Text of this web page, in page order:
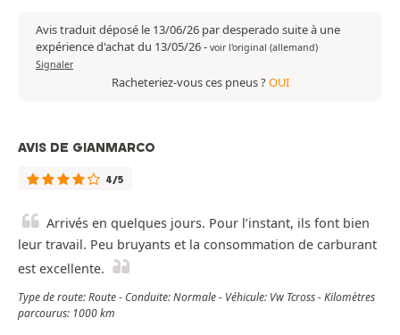
Avis traduit déposé le 13/06/26 par desperado suite à une
expérience d'achat du 13/05/26- voir l'original (allemand)
Signaler
Racheteriez-vous ces pneus ?OUI
AVIS DE GIANMARCO
4/5
Arrivés en quelques jours. Pour l’instant, ils font bien
leur travail. Peu bruyants et la consommation de carburant
est excellente.
Type de route: Route - Conduite: Normale - Véhicule: Vw Tcross - Kilomètres
parcourus: 1000 km